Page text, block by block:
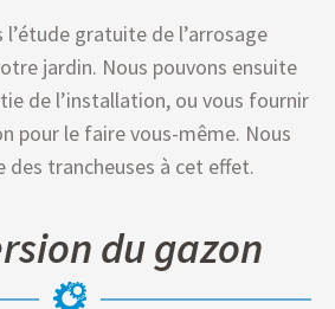
l’étude gratuite de l’arrosage
jardin. Nous pouvons ensuite
de l’installation, ou vous fournir
pour le faire vous-même. Nous
des trancheuses à cet effet.
du gazon